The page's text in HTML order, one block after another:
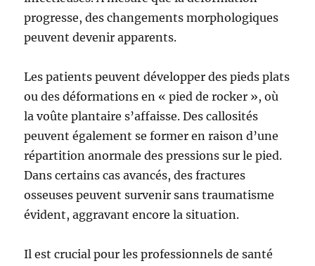
progresse, des changements morphologiques
peuvent devenir apparents.
Les patients peuvent développer des pieds plats
ou des déformations en « pied de rocker », où
la voûte plantaire s’affaisse. Des callosités
peuvent également se former en raison d’une
répartition anormale des pressions sur le pied.
Dans certains cas avancés, des fractures
osseuses peuvent survenir sans traumatisme
évident, aggravant encore la situation.
Il est crucial pour les professionnels de santé